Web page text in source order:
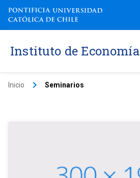
Instituto de Economía
Inicio keyboard_arrow_right Seminarios